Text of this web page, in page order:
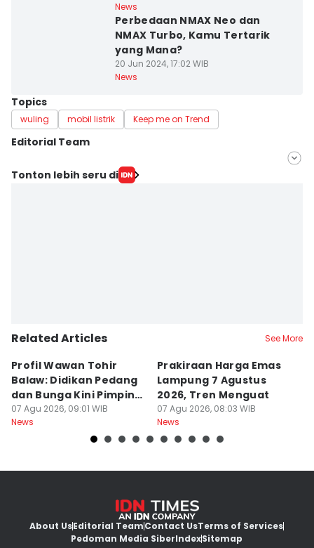
News
Perbedaan NMAX Neo dan
NMAX Turbo, Kamu Tertarik
yang Mana?
20 Jun 2024, 17:02 WIB
News
Topics
wuling mobil listrik Keep me on Trend
Editorial Team
Editor
Tonton lebih seru di
Related Articles See More
Profil Wawan Tohir
Balaw: Didikan Pedang
dan Bunga Kini Pimpin
PRI Lampung
07 Agu 2026, 09:01 WIB
News
Prakiraan Harga Emas
Lampung 7 Agustus
2026, Tren Menguat
07 Agu 2026, 08:03 WIB
News
About UsEditorial TeamContact UsTerms of Services
Pedoman Media SiberIndexSitemap